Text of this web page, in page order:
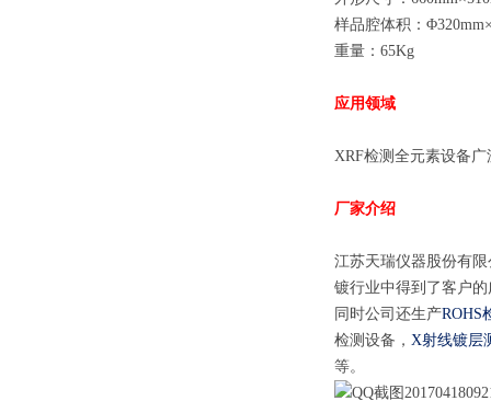
样品腔体积：
重量：65Kg
应用领域
XRF检测全元素设备
厂家介绍
江苏天瑞仪器股份有
镀行业中得到了客户
同时公司还生产ROHS
检测设备， X射线镀层
等。